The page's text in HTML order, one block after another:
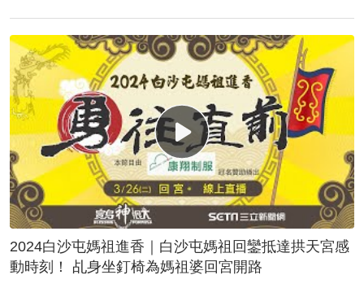
2024白沙屯媽祖進香｜白沙屯媽祖回鑾抵達拱天宮感
動時刻！ 乩身坐釘椅為媽祖婆回宮開路